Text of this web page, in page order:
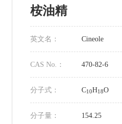
桉油精
英文名： Cineole
CAS No.： 470-82-6
分子式： C10H18O
分子量： 154.25